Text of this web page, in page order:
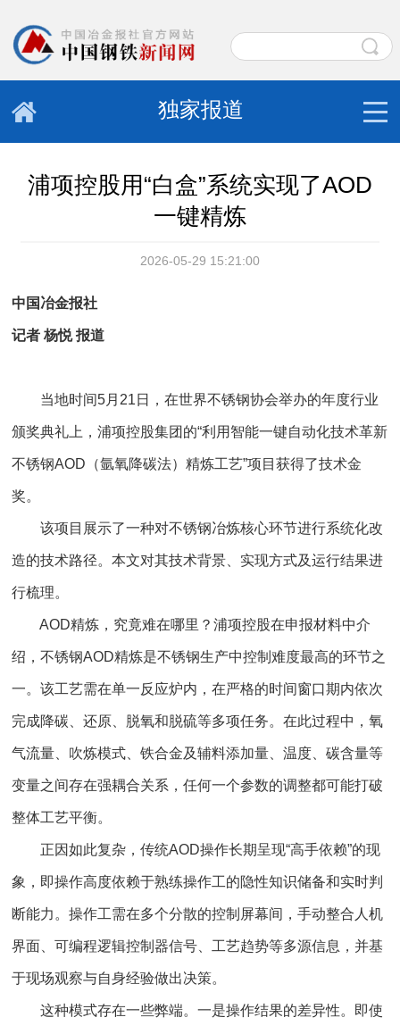
独家报道
浦项控股用“白盒”系统实现了AOD
一键精炼
2026-05-29 15:21:00
中国冶金报社
记者 杨悦 报道
当地时间5月21日，在世界不锈钢协会举办的年度行业
颁奖典礼上，浦项控股集团的“利用智能一键自动化技术革新
不锈钢AOD（氩氧降碳法）精炼工艺”项目获得了技术金
奖。
该项目展示了一种对不锈钢冶炼核心环节进行系统化改
造的技术路径。本文对其技术背景、实现方式及运行结果进
行梳理。
AOD精炼，究竟难在哪里？浦项控股在申报材料中介
绍，不锈钢AOD精炼是不锈钢生产中控制难度最高的环节之
一。该工艺需在单一反应炉内，在严格的时间窗口期内依次
完成降碳、还原、脱氧和脱硫等多项任务。在此过程中，氧
气流量、吹炼模式、铁合金及辅料添加量、温度、碳含量等
变量之间存在强耦合关系，任何一个参数的调整都可能打破
整体工艺平衡。
正因如此复杂，传统AOD操作长期呈现“高手依赖”的现
象，即操作高度依赖于熟练操作工的隐性知识储备和实时判
断能力。操作工需在多个分散的控制屏幕间，手动整合人机
界面、可编程逻辑控制器信号、工艺趋势等多源信息，并基
于现场观察与自身经验做出决策。
这种模式存在一些弊端。一是操作结果的差异性。即使